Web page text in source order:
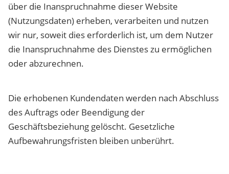
über die Inanspruchnahme dieser Website
(Nutzungsdaten) erheben, verarbeiten und nutzen
wir nur, soweit dies erforderlich ist, um dem Nutzer
die Inanspruchnahme des Dienstes zu ermöglichen
oder abzurechnen.
Die erhobenen Kundendaten werden nach Abschluss
des Auftrags oder Beendigung der
Geschäftsbeziehung gelöscht. Gesetzliche
Aufbewahrungsfristen bleiben unberührt.